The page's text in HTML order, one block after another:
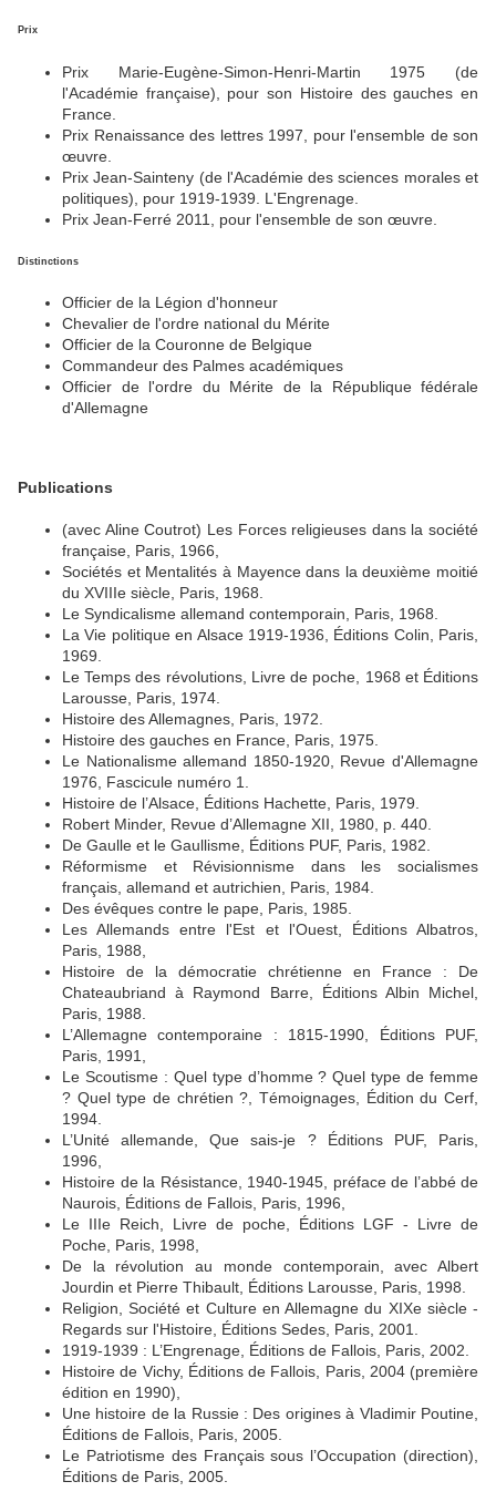
Prix
Prix Marie-Eugène-Simon-Henri-Martin 1975 (de
l'Académie française), pour son Histoire des gauches en
France.
Prix Renaissance des lettres 1997, pour l'ensemble de son
œuvre.
Prix Jean-Sainteny (de l'Académie des sciences morales et
politiques), pour 1919-1939. L'Engrenage.
Prix Jean-Ferré 2011, pour l'ensemble de son œuvre.
Distinctions
Officier de la Légion d'honneur
Chevalier de l'ordre national du Mérite
Officier de la Couronne de Belgique
Commandeur des Palmes académiques
Officier de l'ordre du Mérite de la République fédérale
d'Allemagne
Publications
(avec Aline Coutrot) Les Forces religieuses dans la société
française, Paris, 1966,
Sociétés et Mentalités à Mayence dans la deuxième moitié
du XVIIIe siècle, Paris, 1968.
Le Syndicalisme allemand contemporain, Paris, 1968.
La Vie politique en Alsace 1919-1936, Éditions Colin, Paris,
1969.
Le Temps des révolutions, Livre de poche, 1968 et Éditions
Larousse, Paris, 1974.
Histoire des Allemagnes, Paris, 1972.
Histoire des gauches en France, Paris, 1975.
Le Nationalisme allemand 1850-1920, Revue d'Allemagne
1976, Fascicule numéro 1.
Histoire de l’Alsace, Éditions Hachette, Paris, 1979.
Robert Minder, Revue d’Allemagne XII, 1980, p. 440.
De Gaulle et le Gaullisme, Éditions PUF, Paris, 1982.
Réformisme et Révisionnisme dans les socialismes
français, allemand et autrichien, Paris, 1984.
Des évêques contre le pape, Paris, 1985.
Les Allemands entre l'Est et l'Ouest, Éditions Albatros,
Paris, 1988,
Histoire de la démocratie chrétienne en France : De
Chateaubriand à Raymond Barre, Éditions Albin Michel,
Paris, 1988.
L’Allemagne contemporaine : 1815-1990, Éditions PUF,
Paris, 1991,
Le Scoutisme : Quel type d’homme ? Quel type de femme
? Quel type de chrétien ?, Témoignages, Édition du Cerf,
1994.
L’Unité allemande, Que sais-je ? Éditions PUF, Paris,
1996,
Histoire de la Résistance, 1940-1945, préface de l’abbé de
Naurois, Éditions de Fallois, Paris, 1996,
Le IIIe Reich, Livre de poche, Éditions LGF - Livre de
Poche, Paris, 1998,
De la révolution au monde contemporain, avec Albert
Jourdin et Pierre Thibault, Éditions Larousse, Paris, 1998.
Religion, Société et Culture en Allemagne du XIXe siècle -
Regards sur l'Histoire, Éditions Sedes, Paris, 2001.
1919-1939 : L’Engrenage, Éditions de Fallois, Paris, 2002.
Histoire de Vichy, Éditions de Fallois, Paris, 2004 (première
édition en 1990),
Une histoire de la Russie : Des origines à Vladimir Poutine,
Éditions de Fallois, Paris, 2005.
Le Patriotisme des Français sous l’Occupation (direction),
Éditions de Paris, 2005.